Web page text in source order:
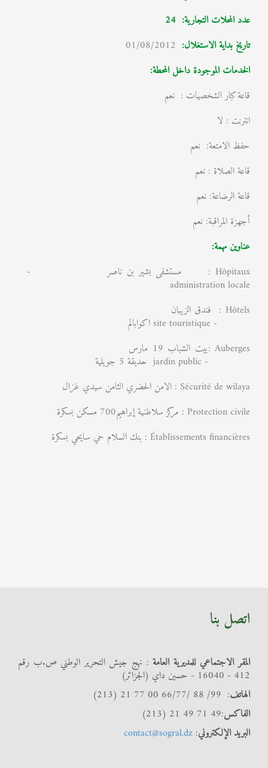
عدد المحلات التجارية: 24
تاريخ بداية الاستغلال:
01/08/2012
الخدمات الموجودة داخل المحطة:
قاعة كبار الشخصيات : نعم
انترنت : لا
حفظ الامتعة: نعم
قاعة الصلاة : نعم
قاعة الرضاعة: نعم
أجهزة المراقبة: نعم
عناوين مهمة:
Hôpitaux : مستشفى بشير بن ناصر -
administration locale
Hôtels : فندق الزيبان
- site touristique اكوابالم
Auberges :بيت الشباب 19 مارس
- jardin public حديقة 5 جويلية
Sécurité de wilaya : الامن الحضري الثامن سيدي غزال
Protection civile : مركز سلاطنية إبراهيم700 مسكن بسكرة
Établissements financières : بنك السلام حي سايحي بسكرة
اتصل بنا
المقر الاجتماعي للمديرية العامة : نهج جيش التحرير الوطني ص.ب رقم
412 - 16040 - حسين داي (الجزائر)
الهاتف: 99/ 88 /66/77 00 77 21 (213)
الفاكس:49 71 49 21 (213)
البريد الإلكتروني:
contact@sogral.dz